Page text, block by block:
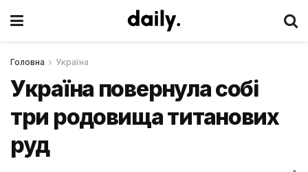
Головна Україна
Україна повернула собі
три родовища титанових
руд